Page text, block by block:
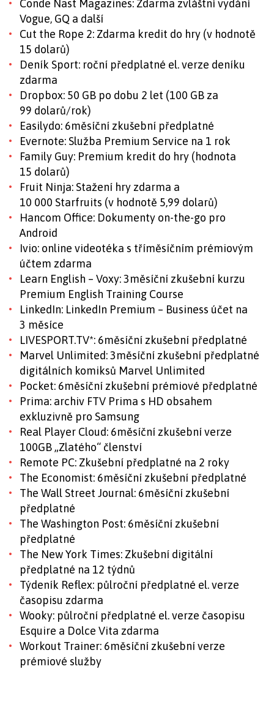
Conde Nast Magazines: Zdarma zvláštní vydání
Vogue, GQ a další
Cut the Rope 2: Zdarma kredit do hry (v hodnotě
15 dolarů)
Deník Sport: roční předplatné el. verze deníku
zdarma
Dropbox: 50 GB po dobu 2 let (100 GB za
99 dolarů/rok)
Easilydo: 6měsíční zkušební předplatné
Evernote: Služba Premium Service na 1 rok
Family Guy: Premium kredit do hry (hodnota
15 dolarů)
Fruit Ninja: Stažení hry zdarma a
10 000 Starfruits (v hodnotě 5,99 dolarů)
Hancom Office: Dokumenty on-the-go pro
Android
Ivio: online videotéka s tříměsíčním prémiovým
účtem zdarma
Learn English – Voxy: 3měsíční zkušební kurzu
Premium English Training Course
LinkedIn: LinkedIn Premium – Business účet na
3 měsíce
LIVESPORT.TV*: 6měsíční zkušební předplatné
Marvel Unlimited: 3měsíční zkušební předplatné
digitálních komiksů Marvel Unlimited
Pocket: 6měsíční zkušební prémiové předplatné
Prima: archiv FTV Prima s HD obsahem
exkluzivně pro Samsung
Real Player Cloud: 6měsíční zkušební verze
100GB „Zlatého“ členství
Remote PC: Zkušební předplatné na 2 roky
The Economist: 6měsíční zkušební předplatné
The Wall Street Journal: 6měsíční zkušební
předplatné
The Washington Post: 6měsíční zkušební
předplatné
The New York Times: Zkušební digitální
předplatné na 12 týdnů
Týdeník Reflex: půlroční předplatné el. verze
časopisu zdarma
Wooky: půlroční předplatné el. verze časopisu
Esquire a Dolce Vita zdarma
Workout Trainer: 6měsíční zkušební verze
prémiové služby